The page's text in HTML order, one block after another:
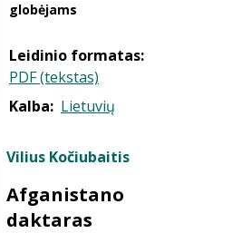
globėjams
Leidinio formatas:
PDF (tekstas)
Kalba: Lietuvių
Vilius Kočiubaitis
Afganistano
daktaras